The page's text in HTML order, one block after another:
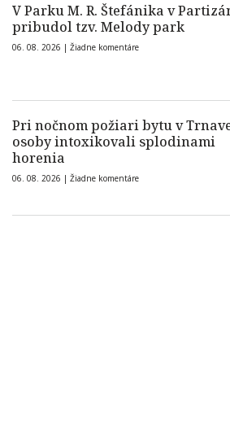
V Parku M. R. Štefánika v
pribudol tzv. Melody park
06. 08. 2026 | Žiadne komentáre
Pri nočnom požiari bytu v
osoby intoxikovali splodinami
horenia
06. 08. 2026 | Žiadne komentáre